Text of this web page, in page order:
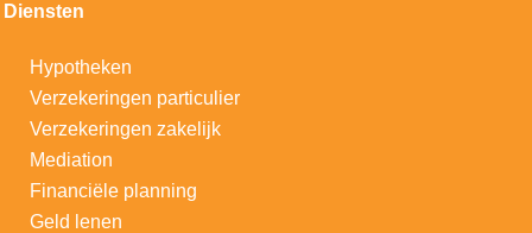
Diensten
Hypotheken
Verzekeringen particulier
Verzekeringen zakelijk
Mediation
Financiële planning
Geld lenen